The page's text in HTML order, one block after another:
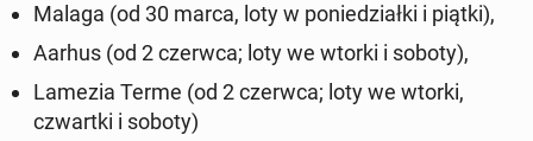
Malaga (od 30 marca, loty w poniedzi­ał­ki i piątki),
Aarhus (od 2 czerwca; loty we wtorki i soboty),
Lamezia Terme (od 2 czerwca; loty we wtorki,
czwart­ki i soboty)